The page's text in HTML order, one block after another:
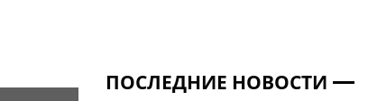
ПОСЛЕДНИЕ НОВОСТИ